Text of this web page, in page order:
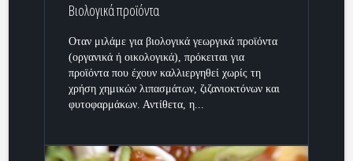
Βιολογικά προϊόντα
Οταν μιλάμε για βιολογικά γεωργικά προϊόντα
(οργανικά ή οικολογικά), πρόκειται για
προϊόντα που έχουν καλλιεργηθεί χωρίς τη
χρήση χημικών λιπασμάτων, ζιζανιοκτόνων και
φυτοφαρμάκων. Αντίθετα, η...